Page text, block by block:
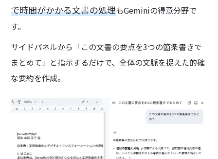
で時間がかかる文書の処理もGeminiの得意分野で
す。
サイドパネルから「この文書の要点を3つの箇条書きで
まとめて」と指示するだけで、全体の文脈を捉えた的確
な要約を作成。